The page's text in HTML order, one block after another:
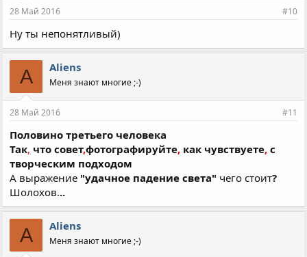
28 Май 2016 #10
Ну ты непонятливый)
A Aliens
Меня знают многие ;-)
28 Май 2016 #11
Половино третьего человека
Так, что совет,фотографируйте, как чувствуете, с
творческим подходом
А выражение "удачное падение света" чего стоит?
Шолохов...
A Aliens
Меня знают многие ;-)